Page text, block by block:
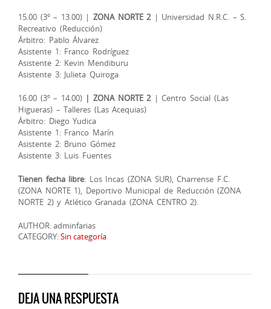
15.00 (3º – 13.00) | ZONA NORTE 2| Universidad N.R.C. – S.
Recreativo (Reducción)
Árbitro: Pablo Álvarez
Asistente 1: Franco Rodríguez
Asistente 2: Kevin Mendiburu
Asistente 3: Julieta Quiroga
16.00 (3º – 14.00) | ZONA NORTE 2| Centro Social (Las
Higueras) – Talleres (Las Acequias)
Árbitro: Diego Yudica
Asistente 1: Franco Marín
Asistente 2: Bruno Gómez
Asistente 3: Luis Fuentes
Tienen fecha libre: Los Incas (ZONA SUR), Charrense F.C.
(ZONA NORTE 1), Deportivo Municipal de Reducción (ZONA
NORTE 2) y Atlético Granada (ZONA CENTRO 2).
AUTHOR: adminfarias
CATEGORY:Sin categoría
DEJA UNA RESPUESTA